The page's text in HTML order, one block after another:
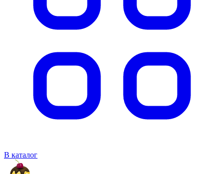
В каталог